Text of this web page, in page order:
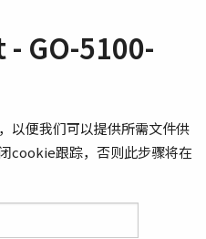
GO-5100-
便我们可以提供所需文件供
cookie跟踪，否则此步骤将在